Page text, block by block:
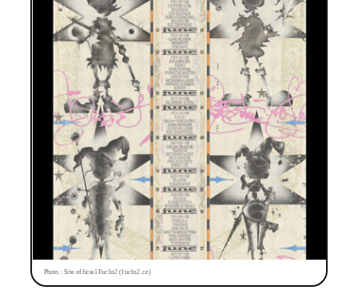
Photo : Site officiel Fuchs2 (fuchs2.cz)